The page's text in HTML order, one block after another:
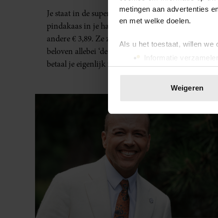
metingen aan advertenties
en met welke doelen.
Als u het toestaat, willen we
Informatie
Uw apparaat
toestemming op elk
We gebruiken cookies om
websiteverkeer te
media, adverteren en
verstrekt of die ze hebben
Weigeren
NIET)
Je staat in de supermarkt met twee potten
pindakaas in je handen. De ene kost € 1,69, de
andere € 3,89. Ze zien er hetzelfde uit en
beloven allebei ‘de lekkerste smaak’, dus waar
betaal je eigenlijk voor?